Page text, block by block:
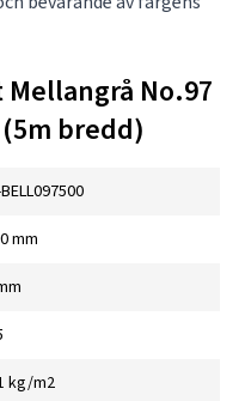
No.97
bredd)
mm
kg/m2